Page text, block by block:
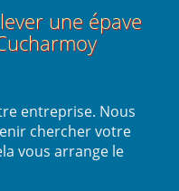
une épave
entreprise. Nous
chercher votre
vous arrange le